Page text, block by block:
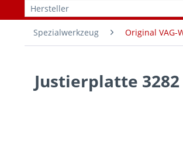
Spezialwerkzeug Original VAG-
Justierplatte